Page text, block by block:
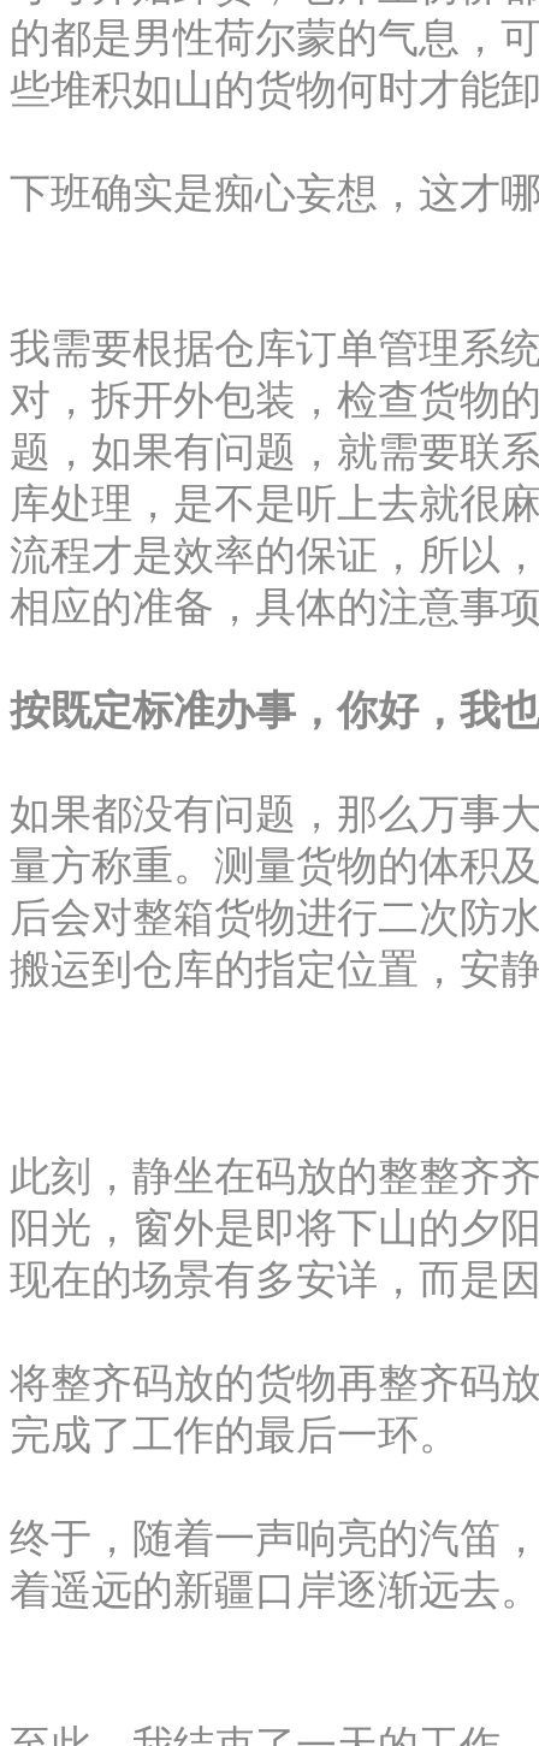
的都是男性荷尔蒙的气息，
些堆积如山的货物何时才能
下班确实是痴心妄想，这才
我需要根据仓库订单管理系
对，拆开外包装，检查货物
题，如果有问题，就需要联
库处理，是不是听上去就很
流程才是效率的保证，所以
相应的准备，具体的注意事
按既定标准办事，你好，我
如果都没有问题，那么万事
量方称重。测量货物的体积
后会对整箱货物进行二次防
搬运到仓库的指定位置，安
此刻，静坐在码放的整整齐
阳光，窗外是即将下山的夕
现在的场景有多安详，而是
将整齐码放的货物再整齐码
完成了工作的最后一环。
终于，随着一声响亮的汽笛
着遥远的新疆口岸逐渐远去